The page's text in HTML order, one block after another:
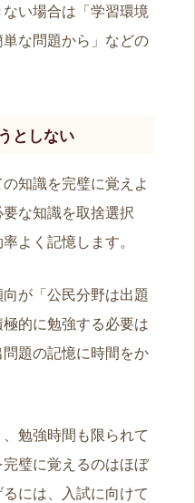
い場合は「学習環境
な問題から」などの
としない
知識を完璧に覚えよ
な知識を取捨選択
よく記憶します。
が「公民分野は出題
的に勉強する必要は
題の記憶に時間をか
勉強時間も限られて
璧に覚えるのはほぼ
には、入試に向けて